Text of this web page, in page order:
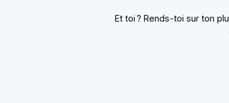
Et toi ? Rends-toi sur ton